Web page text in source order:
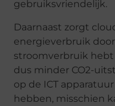
gebruiksvriendelijk.
Daarnaast zorgt
energieverbruik
stroomverbruik hebt
dus minder CO2-
op de ICT
hebben, misschien